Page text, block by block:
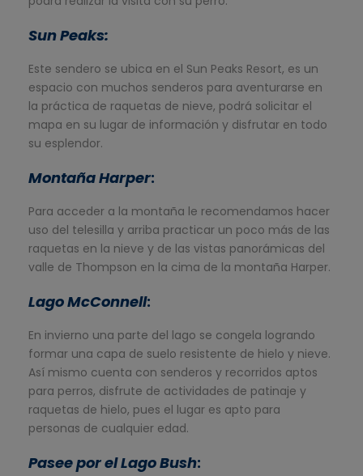
Sun Peaks:
Este sendero se ubica en el Sun Peaks Resort, es un
espacio con muchos senderos para aventurarse en
la práctica de raquetas de nieve, podrá solicitar el
mapa en su lugar de información y disfrutar en todo
su esplendor.
Montaña Harper:
Para acceder a la montaña le recomendamos hacer
uso del telesilla y arriba practicar un poco más de las
raquetas en la nieve y de las vistas panorámicas del
valle de Thompson en la cima de la montaña Harper.
Lago McConnell:
En invierno una parte del lago se congela logrando
formar una capa de suelo resistente de hielo y nieve.
Así mismo cuenta con senderos y recorridos aptos
para perros, disfrute de actividades de patinaje y
raquetas de hielo, pues el lugar es apto para
personas de cualquier edad.
Pasee por el Lago Bush: